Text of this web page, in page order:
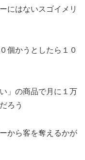
にはないスゴイメリ
個かうとしたら１０
」の商品で月に１万
ろう
から客を奪えるかが